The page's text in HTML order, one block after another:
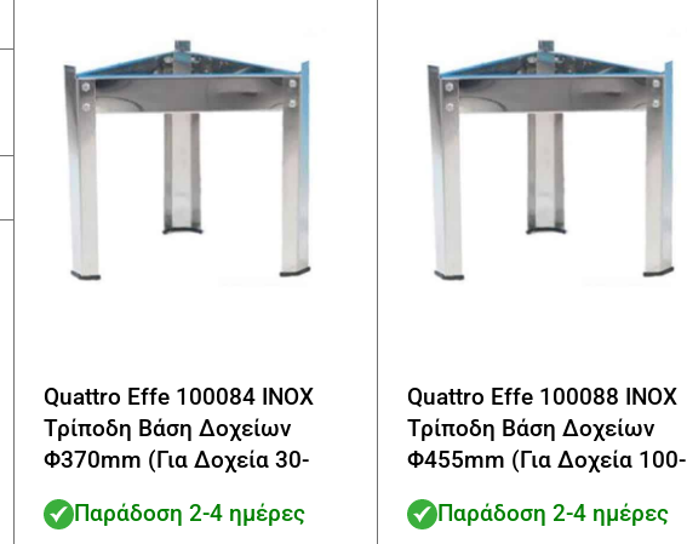
Quattro Effe 100084 INOX
Τρίποδη Βάση Δοχείων
Φ370mm (Για Δοχεία 30-
Παράδοση 2-4 ημέρες
Quattro Effe 100088 INOX
Τρίποδη Βάση Δοχείων
Φ455mm (Για Δοχεία 100-
Παράδοση 2-4 ημέρες